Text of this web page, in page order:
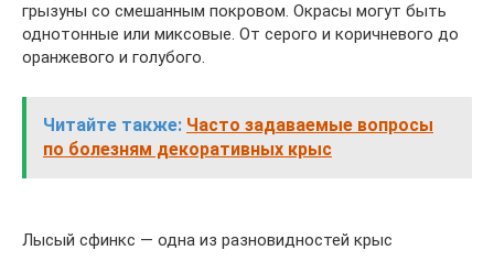
грызуны со смешанным покровом. Окрасы могут быть
однотонные или миксовые. От серого и коричневого до
оранжевого и голубого.
Читайте также: Часто задаваемые вопросы
по болезням декоративных крыс
Лысый сфинкс — одна из разновидностей крыс